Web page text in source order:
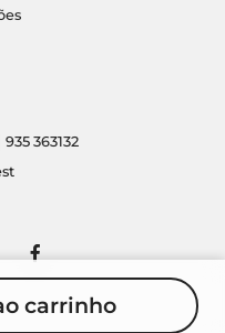
carrinho
935 363132